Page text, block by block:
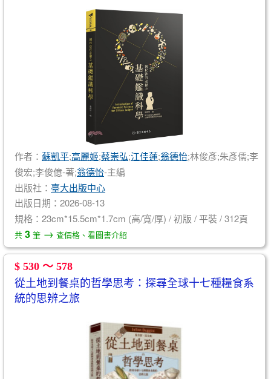
作者： 蘇凱平;高麗姬;蔡崇弘;江佳蓮;翁德怡;林俊彥;朱彥儒;李
俊宏;李俊億-著;翁德怡-主編
出版社： 臺大出版中心
出版日期：2026-08-13
規格：23cm*15.5cm*1.7cm (高/寬/厚) / 初版 / 平裝 / 312頁
共 3 筆 → 查價格、看圖書介紹
$ 530 ～ 578
從土地到餐桌的哲學思考：探尋全球十七種糧食系
統的思辨之旅